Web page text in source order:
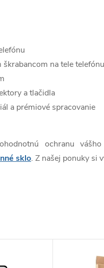
na tele telefónu
a tlačidla
a prémiové spracovanie
ochranu
sklo. Z našej ponuky si